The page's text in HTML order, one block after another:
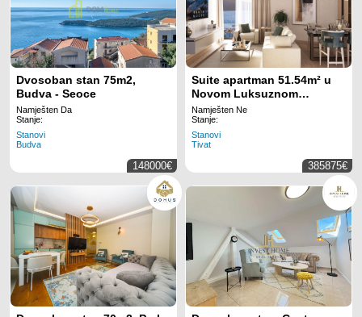
Dvosoban stan 75m2,
Budva - Seoce
Namješten Da
Stanje:
Stanovi
Budva
148000€
Suite apartman 51.54m² u
Novom Luksuznom
Kompleksu na Atraktivnoj
Lokaciji-Seljanovo, Tivat
Namješten Ne
Stanje:
Stanovi
Tivat
385875€